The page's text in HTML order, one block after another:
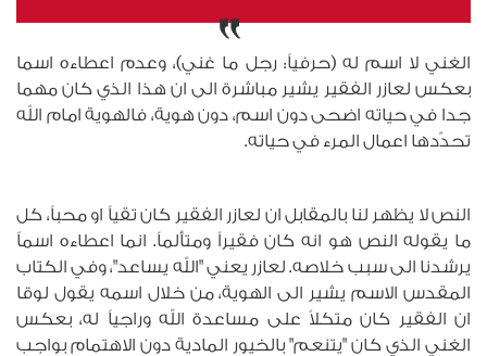
الغني لا اسم له (حرفياً: رجل ما غني)، وعدم اعطاءه اسما
بعكس لعازر الفقير يشير مباشرة الى ان هذا الذي كان مهما
جدا في حياته اضحى دون اسم، دون هوية، فالهوية امام الله
تحدّدها اعمال المرء في حياته.
النص لا يظهر لنا بالمقابل ان لعازر الفقير كان تقياً او محباً، كل
ما يقوله النص هو انه كان فقيراً ومتألماً. انما اعطاءه اسماً
يرشدنا الى سبب خلاصه. لعازر يعني "الله يساعد"، وفي الكتاب
المقدس الاسم يشير الى الهوية، من خلال اسمه يقول لوقا
ان الفقير كان متكلاً على مساعدة الله وراجياً له، بعكس
الغني الذي كان "يتنعم" بالخيور المادية دون الاهتمام بواجب